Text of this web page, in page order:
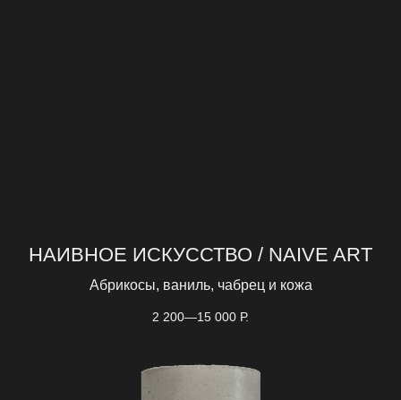
НАИВНОЕ ИСКУССТВО / NAIVE ART
Абрикосы, ваниль, чабрец и кожа
2 200—15 000 Р.